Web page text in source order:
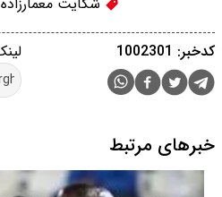
کدخبر: 1002301
خبرهای مرتبط